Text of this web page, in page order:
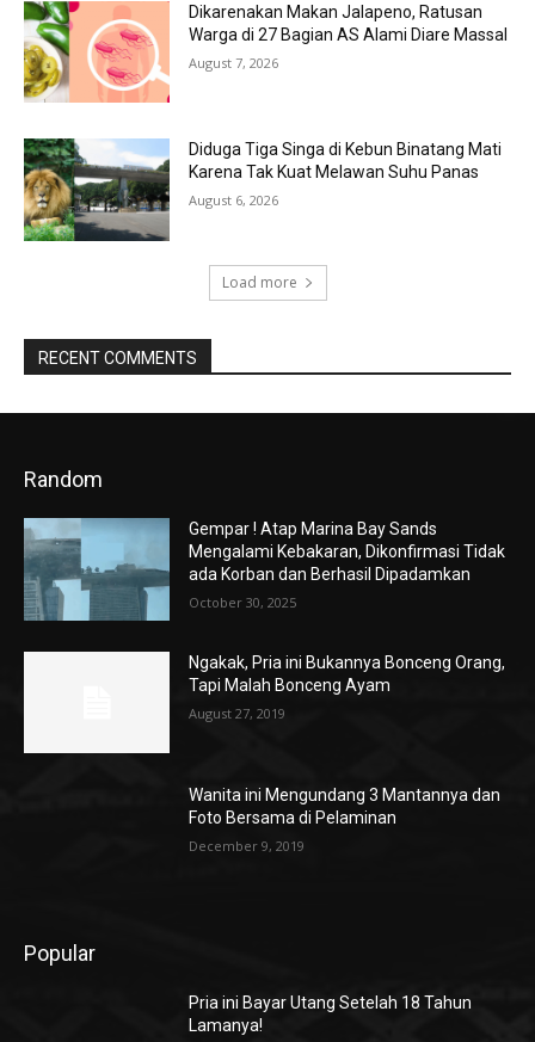
Dikarenakan Makan Jalapeno, Ratusan
Warga di 27 Bagian AS Alami Diare Massal
August 7, 2026
Diduga Tiga Singa di Kebun Binatang Mati
Karena Tak Kuat Melawan Suhu Panas
August 6, 2026
Load more
RECENT COMMENTS
Random
Gempar ! Atap Marina Bay Sands
Mengalami Kebakaran, Dikonfirmasi Tidak
ada Korban dan Berhasil Dipadamkan
October 30, 2025
Ngakak, Pria ini Bukannya Bonceng Orang,
Tapi Malah Bonceng Ayam
August 27, 2019
Wanita ini Mengundang 3 Mantannya dan
Foto Bersama di Pelaminan
December 9, 2019
Popular
Pria ini Bayar Utang Setelah 18 Tahun
Lamanya!